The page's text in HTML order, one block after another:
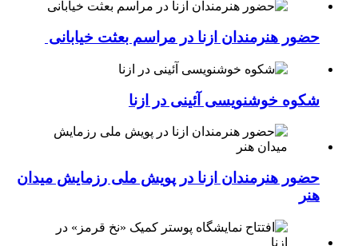
حضور هنرمندان ازنا در مراسم بعثت خیابانی
شکوه خوشنویسی آئینی در ازنا
حضور هنرمندان ازنا در پویش ملی رزمایش میدان
هنر